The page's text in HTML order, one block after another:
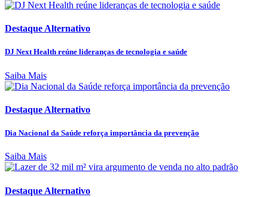
Destaque Alternativo
DJ Next Health reúne lideranças de tecnologia e saúde
Saiba Mais
Destaque Alternativo
Dia Nacional da Saúde reforça importância da prevenção
Saiba Mais
Destaque Alternativo